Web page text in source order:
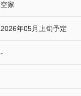
空家
2026年05月上旬予定
-